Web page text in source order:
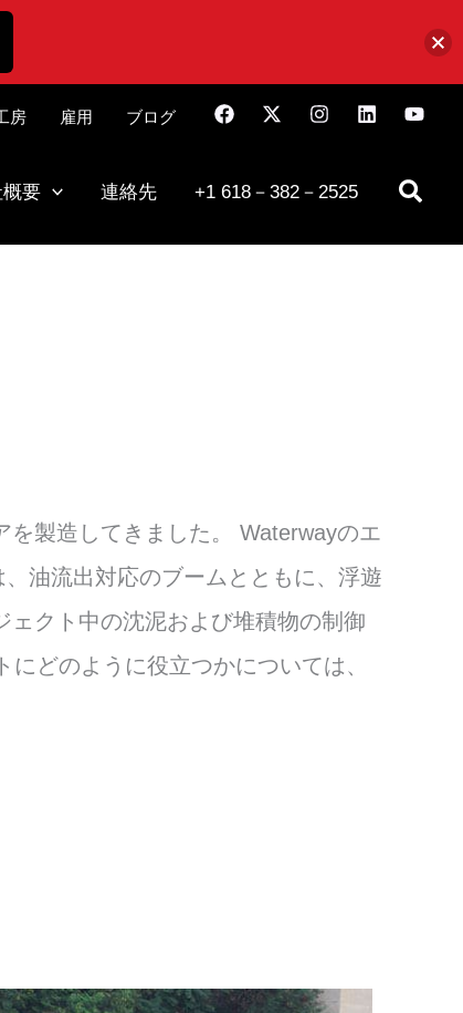
房 雇用 ブログ
要 連絡先 +1 618－382－2525
製造してきました。 Waterwayのエ
油流出対応のブームとともに、浮遊
クト中の沈泥および堆積物の制御
どのように役立つかについては、